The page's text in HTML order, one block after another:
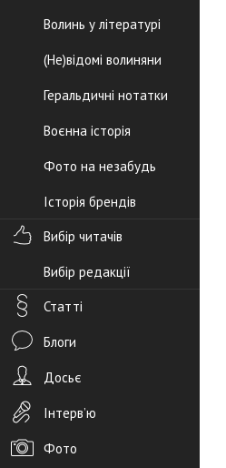
Волинь у літературі
(Не)відомі волиняни
Геральдичні нотатки
Воєнна історія
Фото на незабудь
Історія брендів
Вибір читачів
Вибір редакції
Статті
Блоги
Досьє
Інтерв’ю
Фото